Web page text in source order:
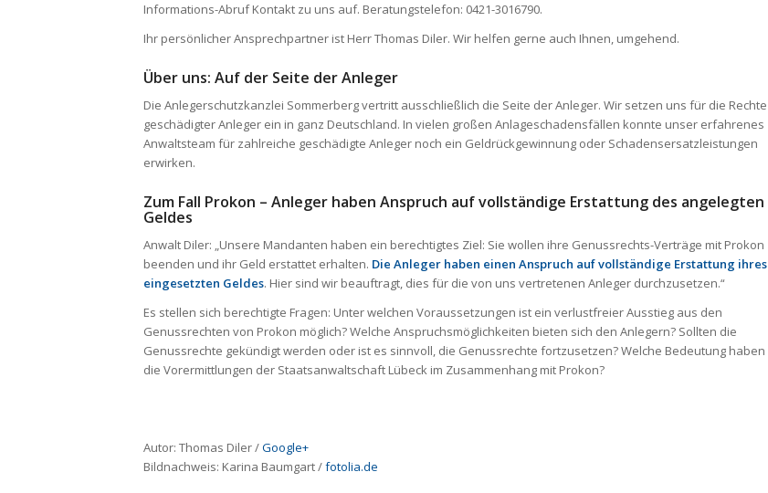
Informations-Abruf Kontakt zu uns auf. Beratungstelefon: 0421-3016790.
Ihr persönlicher Ansprechpartner ist Herr Thomas Diler. Wir helfen gerne auch Ihnen, umgehend.
Über uns: Auf der Seite der Anleger
Die Anlegerschutzkanzlei Sommerberg vertritt ausschließlich die Seite der Anleger. Wir setzen uns für die Rechte
geschädigter Anleger ein in ganz Deutschland. In vielen großen Anlageschadensfällen konnte unser erfahrenes
Anwaltsteam für zahlreiche geschädigte Anleger noch ein Geldrückgewinnung oder Schadensersatzleistungen
erwirken.
Zum Fall Prokon – Anleger haben Anspruch auf vollständige Erstattung des angelegten
Geldes
Anwalt Diler: „Unsere Mandanten haben ein berechtigtes Ziel: Sie wollen ihre Genussrechts-Verträge mit Prokon
beenden und ihr Geld erstattet erhalten. Die Anleger haben einen Anspruch auf vollständige Erstattung ihres
eingesetzten Geldes. Hier sind wir beauftragt, dies für die von uns vertretenen Anleger durchzusetzen.“
Es stellen sich berechtigte Fragen: Unter welchen Voraussetzungen ist ein verlustfreier Ausstieg aus den
Genussrechten von Prokon möglich? Welche Anspruchsmöglichkeiten bieten sich den Anlegern? Sollten die
Genussrechte gekündigt werden oder ist es sinnvoll, die Genussrechte fortzusetzen? Welche Bedeutung haben
die Vorermittlungen der Staatsanwaltschaft Lübeck im Zusammenhang mit Prokon?
Autor: Thomas Diler /Google+
Bildnachweis: Karina Baumgart/fotolia.de